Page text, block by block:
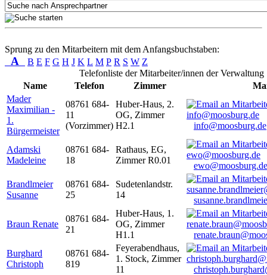
Sprung zu den Mitarbeitern mit dem Anfangsbuchstaben:
A B E F G H J K L M P R S W Z
Telefonliste der Mitarbeiter/innen der Verwaltung
Name
Telefon Zimmer
Mader
Maximilian -
1.
Bürgermeister
08761 684-
11
(Vorzimmer)
Huber-Haus, 2.
OG, Zimmer
H2.1
info@moosburg.de
Adamski
Madeleine
08761 684-
18
Rathaus, EG,
Zimmer R0.01
ewo@moosburg.de
Brandlmeier
Susanne
08761 684-
25
Sudetenlandstr.
14
Braun Renate
08761 684-
21
Huber-Haus, 1.
OG, Zimmer
H1.1
Burghard
Christoph
08761 684-
819
Feyerabendhaus,
1. Stock, Zimmer
11